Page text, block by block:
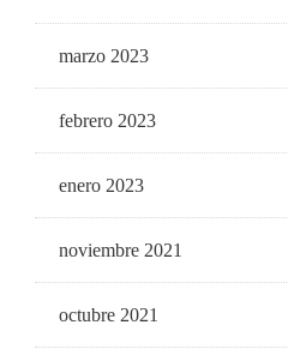
marzo 2023
febrero 2023
enero 2023
noviembre 2021
octubre 2021